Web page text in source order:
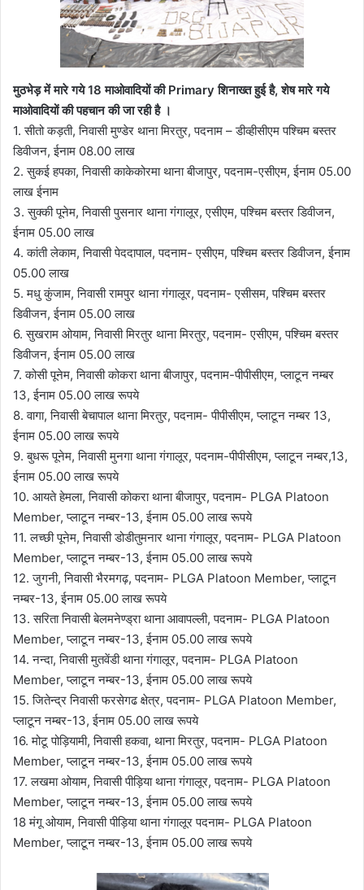
मुठभेड़ में मारे गये 18 माओवादियों की Primary शिनाख्त हुई है, शेष मारे गये
माओवादियों की पहचान की जा रही है ।
1. सीतो कड़ती, निवासी मुण्डेर थाना मिरतुर, पदनाम – डीव्हीसीएम पश्चिम बस्तर
डिवीजन, ईनाम 08.00 लाख
2. सुकई हपका, निवासी काकेकोरमा थाना बीजापुर, पदनाम-एसीएम, ईनाम 05.00
लाख ईनाम
3. सुक्की पूनेम, निवासी पुसनार थाना गंगालूर, एसीएम, पश्चिम बस्तर डिवीजन,
ईनाम 05.00 लाख
4. कांती लेकाम, निवासी पेददापाल, पदनाम- एसीएम, पश्चिम बस्तर डिवीजन, ईनाम
05.00 लाख
5. मधु कुंजाम, निवासी रामपुर थाना गंगालूर, पदनाम- एसीसम, पश्चिम बस्तर
डिवीजन, ईनाम 05.00 लाख
6. सुखराम ओयाम, निवासी मिरतुर थाना मिरतुर, पदनाम- एसीएम, पश्चिम बस्तर
डिवीजन, ईनाम 05.00 लाख
7. कोसी पूनेम, निवासी कोकरा थाना बीजापुर, पदनाम-पीपीसीएम, प्लाटून नम्बर
13, ईनाम 05.00 लाख रूपये
8. वागा, निवासी बेचापाल थाना मिरतुर, पदनाम- पीपीसीएम, प्लाटून नम्बर 13,
ईनाम 05.00 लाख रूपये
9. बुधरू पूनेम, निवासी मुनगा थाना गंगालूर, पदनाम-पीपीसीएम, प्लाटून नम्बर,13,
ईनाम 05.00 लाख रूपये
10. आयते हेमला, निवासी कोकरा थाना बीजापुर, पदनाम- PLGA Platoon
Member, प्लाटून नम्बर-13, ईनाम 05.00 लाख रूपये
11. लच्छी पूनेम, निवासी डोडीतुमनार थाना गंगालूर, पदनाम- PLGA Platoon
Member, प्लाटून नम्बर-13, ईनाम 05.00 लाख रूपये
12. जुगनी, निवासी भैरमगढ़, पदनाम- PLGA Platoon Member, प्लाटून
नम्बर-13, ईनाम 05.00 लाख रूपये
13. सरिता निवासी बेलमनेण्ड्रा थाना आवापल्ली, पदनाम- PLGA Platoon
Member, प्लाटून नम्बर-13, ईनाम 05.00 लाख रूपये
14. नन्दा, निवासी मुतवेंडी थाना गंगालूर, पदनाम- PLGA Platoon
Member, प्लाटून नम्बर-13, ईनाम 05.00 लाख रूपये
15. जितेन्द्र निवासी फरसेगढ क्षेत्र, पदनाम- PLGA Platoon Member,
प्लाटून नम्बर-13, ईनाम 05.00 लाख रूपये
16. मोटू पोड़ियामी, निवासी हकवा, थाना मिरतुर, पदनाम- PLGA Platoon
Member, प्लाटून नम्बर-13, ईनाम 05.00 लाख रूपये
17. लखमा ओयाम, निवासी पीड़िया थाना गंगालूर, पदनाम- PLGA Platoon
Member, प्लाटून नम्बर-13, ईनाम 05.00 लाख रूपये
18 मंगू ओयाम, निवासी पीड़िया थाना गंगालूर पदनाम- PLGA Platoon
Member, प्लाटून नम्बर-13, ईनाम 05.00 लाख रूपये